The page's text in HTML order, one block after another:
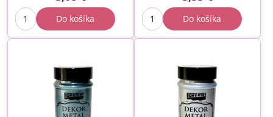
Do košíka Do košíka